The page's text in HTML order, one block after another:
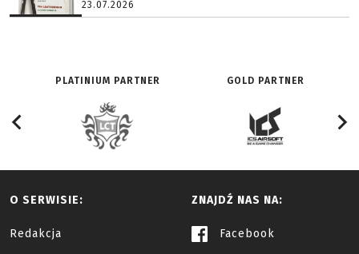
23.07.2026
PLATINIUM PARTNER GOLD PARTNER
O SERWISIE:
Redakcja
ZNAJDŹ NAS NA:
Facebook